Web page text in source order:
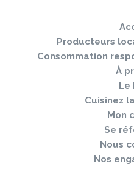
Producteurs
Consommation
À
Le
Cuisinez
Mon
Se
Nous
Nos